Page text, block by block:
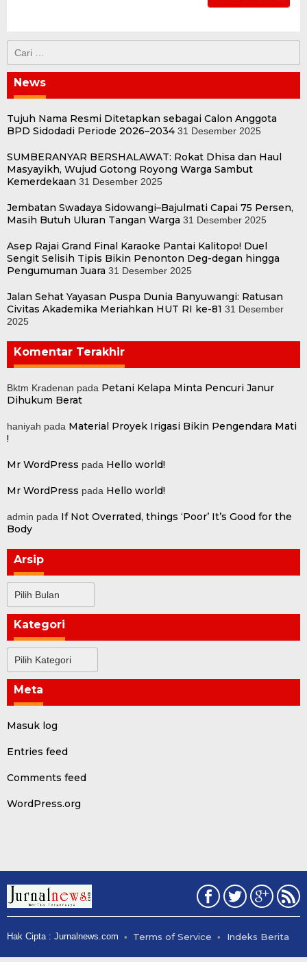
untuk:
News
Tujuh Nama Resmi Ditetapkan sebagai Calon Anggota
BPD Sidodadi Periode 2026–2034 31 Desember 2025
SUMBERANYAR BERSHALAWAT: Rokat Dhisa dan Haul
Masyayikh, Wujud Gotong Royong Warga Sambut
Kemerdekaan 31 Desember 2025
Jembatan Swadaya Sidowangi–Bajulmati Capai 75 Persen,
Masih Butuh Uluran Tangan Warga 31 Desember 2025
Asep Rajai Grand Final Karaoke Pantai Kalitopo! Duel
Sengit Selisih Tipis Bikin Penonton Deg-degan hingga
Pengumuman Juara 31 Desember 2025
Jalan Sehat Yayasan Puspa Dunia Banyuwangi: Ratusan
Civitas Akademika Meriahkan HUT RI ke-81 31 Desember
2025
Komentar Terakhir
Bktm Kradenan pada Petani Kelapa Minta Pencuri Janur
Dihukum Berat
haniyah pada Material Proyek Irigasi Bikin Pengendara Mati
!
Mr WordPress pada Hello world!
Mr WordPress pada Hello world!
admin pada If Not Overrated, things ‘Poor’ It’s Good for the
Body
Arsip
Kategori
Meta
Masuk log
Entries feed
Comments feed
WordPress.org
Hak Cipta : Jurnalnews.com Terms of Service Indeks Berita